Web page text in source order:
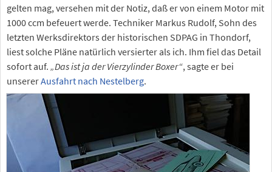
gelten mag, versehen mit der Notiz, daß er von einem Motor mit
1000 ccm befeuert werde. Techniker Markus Rudolf, Sohn des
letzten Werksdirektors der historischen SDPAG in Thondorf,
liest solche Pläne natürlich versierter als ich. Ihm fiel das Detail
sofort auf. „Das ist ja der Vierzylinder Boxer“, sagte er bei
unsererAusfahrt nach Nestelberg.